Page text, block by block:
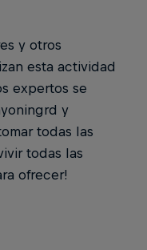
y otros
esta actividad
expertos se
y
todas las
todas las
ofrecer!